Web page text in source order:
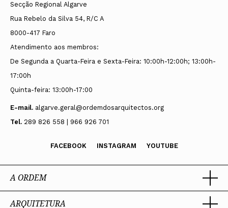
Secção Regional Algarve
Rua Rebelo da Silva 54, R/C A
8000-417 Faro
Atendimento aos membros:
De Segunda a Quarta-Feira e Sexta-Feira: 10:00h-12:00h; 13:00h-
17:00h
Quinta-feira: 13:00h-17:00
E-mail. algarve.geral@ordemdosarquitectos.org
Tel. 289 826 558 | 966 926 701
FACEBOOK INSTAGRAM YOUTUBE
A ORDEM
ARQUITETURA